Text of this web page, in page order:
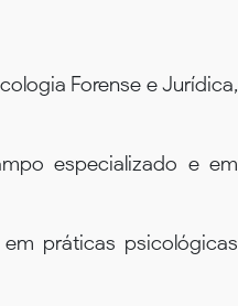
Forense e Jurídica,
especializado e em
práticas psicológicas